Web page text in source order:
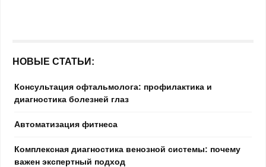
НОВЫЕ СТАТЬИ:
Консультация офтальмолога: профилактика и
диагностика болезней глаз
Автоматизация фитнеса
Комплексная диагностика венозной системы: почему
важен экспертный подход